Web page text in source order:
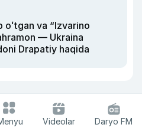
va “Izvarino
— Ukraina
Drapatiy haqida
Videolar Daryo FM